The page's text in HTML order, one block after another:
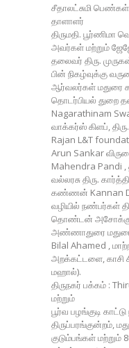
சீதாலட்சுமி
தாளாளர்
திருமதி.
அவர்கள் மற்றும்
தலைவர் திரு.
பின் நிகழ்வுக்கு
ஆர்வலர்கள் மதுரை
தொடர்பியல் துறை
Nagarathinam
வாக்கர்ஸ் கிளப்,
Rajan L&T
Arun Sankar
Mahendra Pandi ,
வல்லரசு திரு.
கண்ணன் Kannan
வழியில் நண்பர்கள்
தொண்டன்
அண்ணாதுரை மதுரை ,
Bilal Ahamed ,
அறக்கட்டளை, காசி
மஹால்).
திருநகர் பக்கம் :
மற்றும்
பூர்வ பழங்குடி
திருப்பரங்குன்றம்,
குடும்பங்கள் மற்றும்